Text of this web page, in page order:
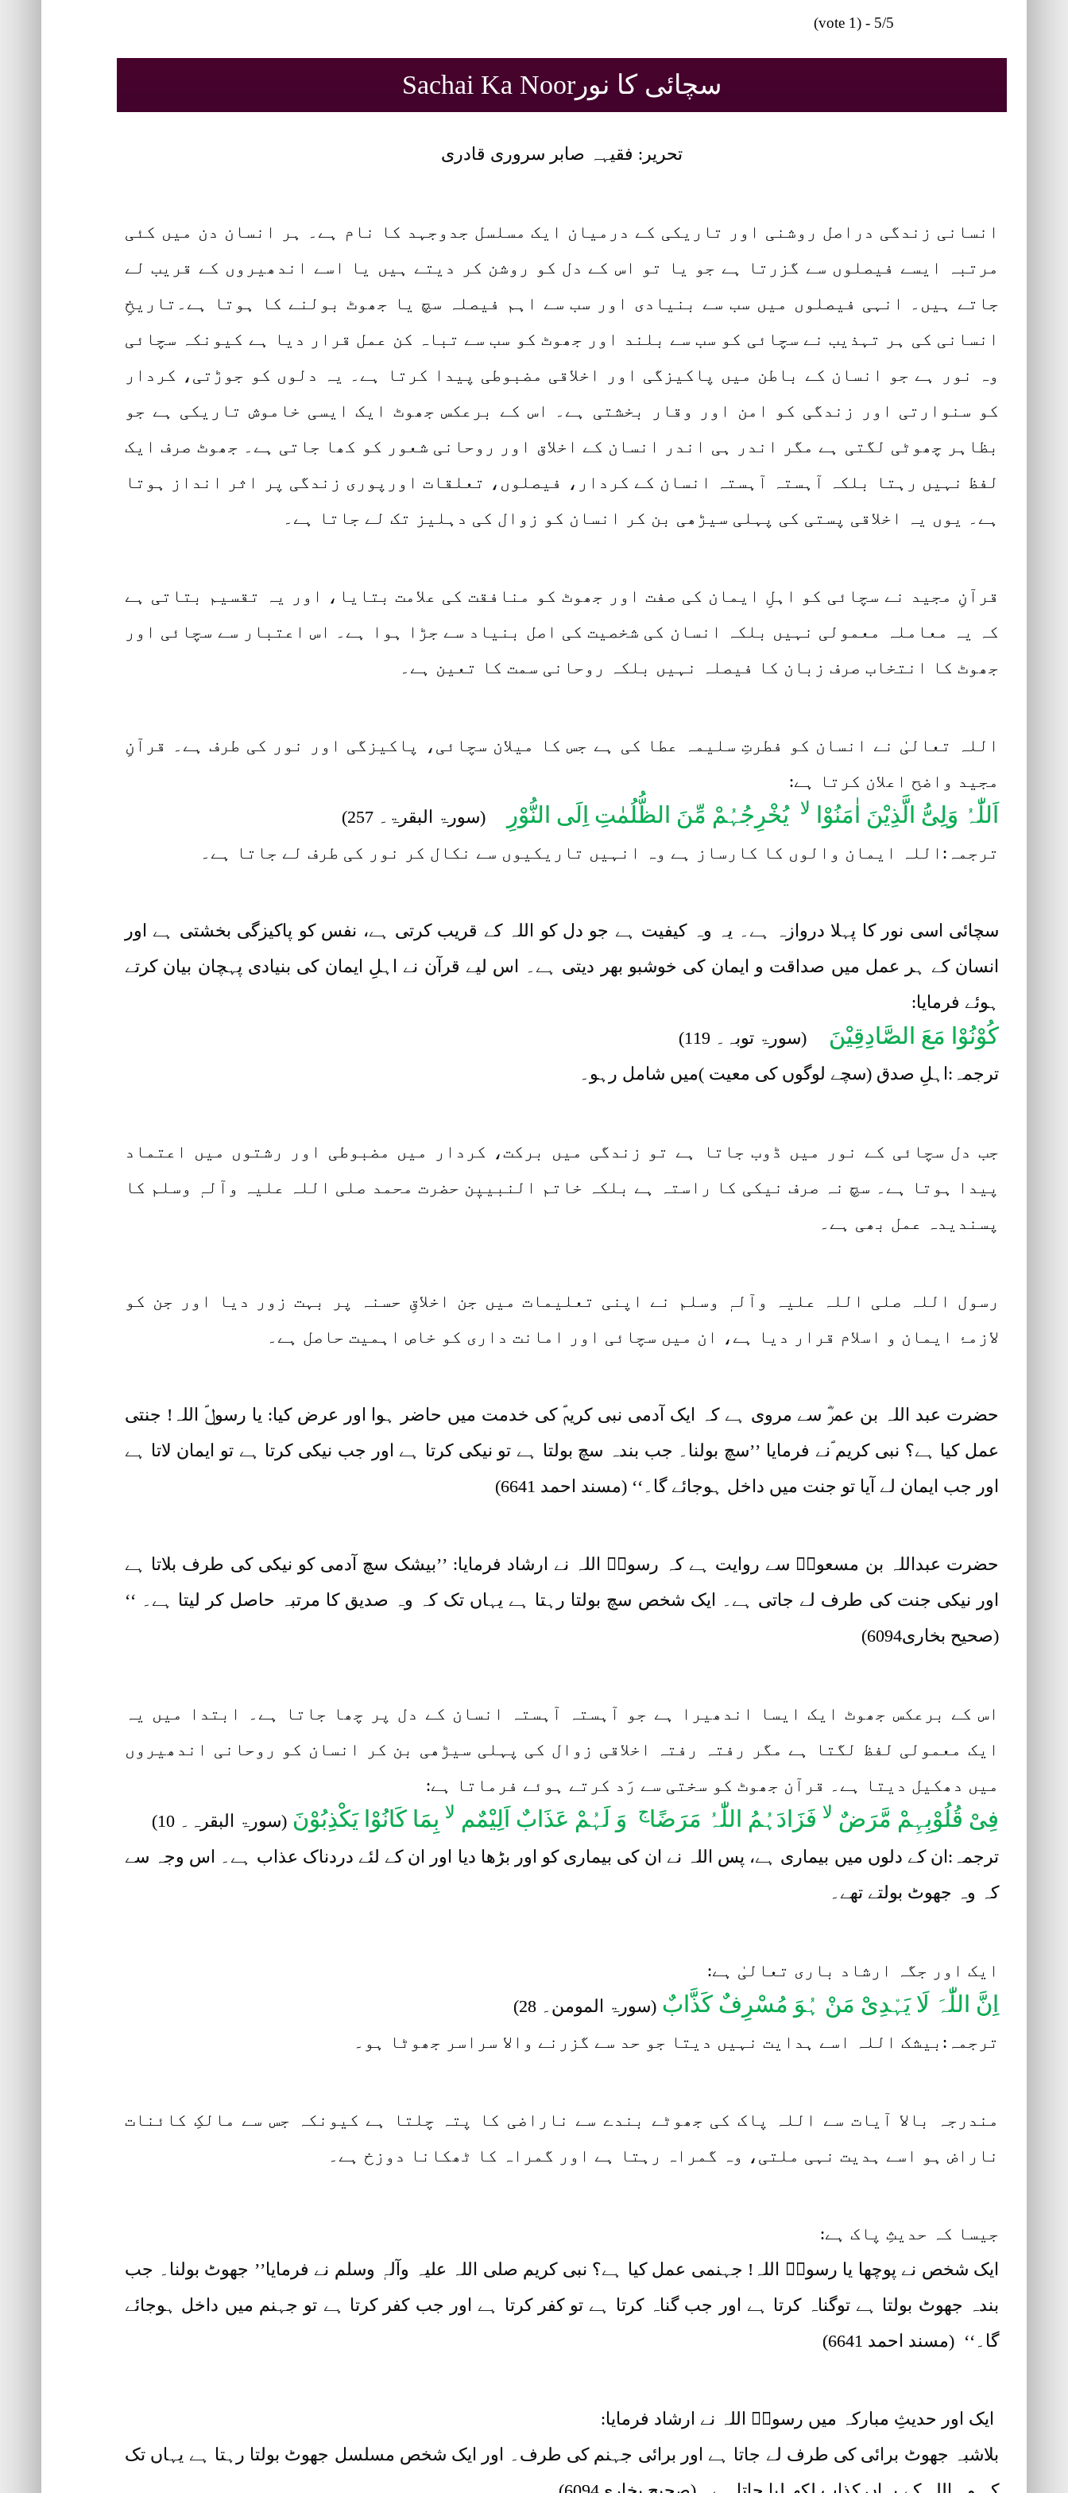
5/5 - (1 vote)
سچائی کا نورSachai Ka Noor
تحریر: فقیہہ صابر سروری قادری
انسانی زندگی دراصل روشنی اور تاریکی کے درمیان ایک مسلسل جدوجہد کا نام ہے۔ ہر انسان دن میں کئی
مرتبہ ایسے فیصلوں سے گزرتا ہے جو یا تو اس کے دل کو روشن کر دیتے ہیں یا اسے اندھیروں کے قریب لے
جاتے ہیں۔ انہی فیصلوں میں سب سے بنیادی اور سب سے اہم فیصلہ سچ یا جھوٹ بولنے کا ہوتا ہے۔تاریخِ
انسانی کی ہر تہذیب نے سچائی کو سب سے بلند اور جھوٹ کو سب سے تباہ کن عمل قرار دیا ہے کیونکہ سچائی
وہ نور ہے جو انسان کے باطن میں پاکیزگی اور اخلاقی مضبوطی پیدا کرتا ہے۔ یہ دلوں کو جوڑتی، کردار
کو سنوارتی اور زندگی کو امن اور وقار بخشتی ہے۔ اس کے برعکس جھوٹ ایک ایسی خاموش تاریکی ہے جو
بظاہر چھوٹی لگتی ہے مگر اندر ہی اندر انسان کے اخلاق اور روحانی شعور کو کھا جاتی ہے۔ جھوٹ صرف ایک
لفظ نہیں رہتا بلکہ آہستہ آہستہ انسان کے کردار، فیصلوں، تعلقات اورپوری زندگی پر اثر انداز ہوتا
ہے۔ یوں یہ اخلاقی پستی کی پہلی سیڑھی بن کر انسان کو زوال کی دہلیز تک لے جاتا ہے۔
قرآنِ مجید نے سچائی کو اہلِ ایمان کی صفت اور جھوٹ کو منافقت کی علامت بتایا، اور یہ تقسیم بتاتی ہے
کہ یہ معاملہ معمولی نہیں بلکہ انسان کی شخصیت کی اصل بنیاد سے جڑا ہوا ہے۔ اس اعتبار سے سچائی اور
جھوٹ کا انتخاب صرف زبان کا فیصلہ نہیں بلکہ روحانی سمت کا تعین ہے۔
اللہ تعالیٰ نے انسان کو فطرتِ سلیمہ عطا کی ہے جس کا میلان سچائی، پاکیزگی اور نور کی طرف ہے۔ قرآنِ
مجید واضح اعلان کرتا ہے:
اَللّٰہُ وَلِیُّ الَّذِیْنَ اٰمَنُوْا لا یُخْرِجُہُمْ مِّنَ الظُّلُمٰتِ اِلَی النُّوْرِ
(سورۃ البقرۃ۔ 257)
ترجمہ:اللہ ایمان والوں کا کارساز ہے وہ انہیں تاریکیوں سے نکال کر نور کی طرف لے جاتا ہے۔
سچائی اسی نور کا پہلا دروازہ ہے۔ یہ وہ کیفیت ہے جو دل کو اللہ کے قریب کرتی ہے، نفس کو پاکیزگی بخشتی ہے اور
انسان کے ہر عمل میں صداقت و ایمان کی خوشبو بھر دیتی ہے۔ اس لیے قرآن نے اہلِ ایمان کی بنیادی پہچان بیان کرتے
ہوئے فرمایا:
کُوْنُوْا مَعَ الصَّادِقِیْنَ
(سورۃ توبہ۔ 119)
ترجمہ:اہلِ صدق (سچے لوگوں کی معیت )میں شامل رہو۔
جب دل سچائی کے نور میں ڈوب جاتا ہے تو زندگی میں برکت، کردار میں مضبوطی اور رشتوں میں اعتماد
پیدا ہوتا ہے۔ سچ نہ صرف نیکی کا راستہ ہے بلکہ خاتم النبییٖن حضرت محمد صلی اللہ علیہ وآلہٖ وسلم کا
پسندیدہ عمل بھی ہے۔
رسول اللہ صلی اللہ علیہ وآلہٖ وسلم نے اپنی تعلیمات میں جن اخلاقِ حسنہ پر بہت زور دیا اور جن کو
لازمۂ ایمان و اسلام قرار دیا ہے، ان میں سچائی اور امانت داری کو خاص اہمیت حاصل ہے۔
حضرت عبد اللہ بن عمرؓ سے مروی ہے کہ ایک آدمی نبی کریمؐ کی خدمت میں حاضر ہوا اور عرض کیا: یا رسولؐ اللہ! جنتی
عمل کیا ہے؟ نبی کریم ؐنے فرمایا ’’سچ بولنا۔ جب بندہ سچ بولتا ہے تو نیکی کرتا ہے اور جب نیکی کرتا ہے تو ایمان لاتا ہے
اور جب ایمان لے آیا تو جنت میں داخل ہوجائے گا۔‘‘ (مسند احمد 6641)
حضرت عبداللہ بن مسعودؓ سے روایت ہے کہ رسولؐ اللہ نے ارشاد فرمایا: ’’بیشک سچ آدمی کو نیکی کی طرف بلاتا ہے
اور نیکی جنت کی طرف لے جاتی ہے۔ ایک شخص سچ بولتا رہتا ہے یہاں تک کہ وہ صدیق کا مرتبہ حاصل کر لیتا ہے۔ ‘‘
(صحیح بخاری6094)
اس کے برعکس جھوٹ ایک ایسا اندھیرا ہے جو آہستہ آہستہ انسان کے دل پر چھا جاتا ہے۔ ابتدا میں یہ
ایک معمولی لفظ لگتا ہے مگر رفتہ رفتہ اخلاقی زوال کی پہلی سیڑھی بن کر انسان کو روحانی اندھیروں
میں دھکیل دیتا ہے۔ قرآن جھوٹ کو سختی سے رَد کرتے ہوئے فرماتا ہے:
فِیْ قُلُوْبِہِمْ مَّرَضٌ لا فَزَادَہُمُ اللّٰہُ مَرَضًاج وَ لَہُمْ عَذَابٌ اَلِیْمٌم لا بِمَا کَانُوْا یَکْذِبُوْنَ (سورۃ البقرہ۔ 10)
ترجمہ:ان کے دلوں میں بیماری ہے، پس اللہ نے ان کی بیماری کو اور بڑھا دیا اور ان کے لئے دردناک عذاب ہے۔ اس وجہ سے
کہ وہ جھوٹ بولتے تھے۔
ایک اور جگہ ارشاد باری تعالیٰ ہے:
اِنَّ اللّٰہَ لَا یَہْدِیْ مَنْ ہُوَ مُسْرِفٌ کَذَّابٌ (سورۃ المومن۔ 28)
ترجمہ:بیشک اللہ اسے ہدایت نہیں دیتا جو حد سے گزرنے والا سراسر جھوٹا ہو۔
مندرجہ بالا آیات سے اللہ پاک کی جھوٹے بندے سے ناراضی کا پتہ چلتا ہے کیونکہ جس سے مالکِ کائنات
ناراض ہو اسے ہدیت نہی ملتی، وہ گمراہ رہتا ہے اور گمراہ کا ٹھکانا دوزخ ہے۔
جیسا کہ حدیثِ پاک ہے:
ایک شخص نے پوچھا یا رسولؐ اللہ! جہنمی عمل کیا ہے؟ نبی کریم صلی اللہ علیہ وآلہٖ وسلم نے فرمایا’’ جھوٹ بولنا۔ جب
بندہ جھوٹ بولتا ہے توگناہ کرتا ہے اور جب گناہ کرتا ہے تو کفر کرتا ہے اور جب کفر کرتا ہے تو جہنم میں داخل ہوجائے
گا۔‘‘ (مسند احمد 6641)
ایک اور حدیثِ مبارکہ میں رسولؐ اللہ نے ارشاد فرمایا:
بلاشبہ جھوٹ برائی کی طرف لے جاتا ہے اور برائی جہنم کی طرف۔ اور ایک شخص مسلسل جھوٹ بولتا رہتا ہے یہاں تک